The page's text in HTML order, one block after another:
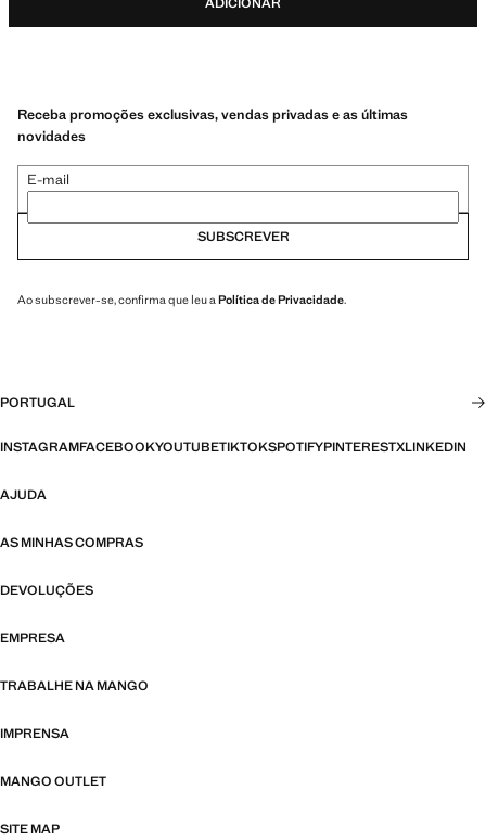
Receba promoções exclusivas, vendas privadas e as últimas
novidades
E-mail
SUBSCREVER
Ao subscrever-se, confirma que leu a Política de Privacidade.
PORTUGAL
INSTAGRAMFACEBOOKYOUTUBETIKTOKSPOTIFYPINTERESTXLINKEDIN
AJUDA
AS MINHAS COMPRAS
DEVOLUÇÕES
EMPRESA
TRABALHE NA MANGO
IMPRENSA
MANGO OUTLET
SITE MAP